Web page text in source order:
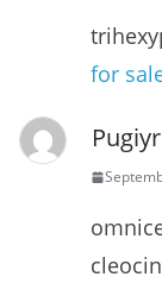
for
Pugiyr